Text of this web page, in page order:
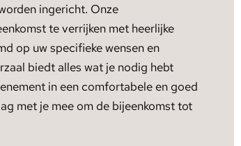
ingericht. Onze
te verrijken met heerlijke
op uw specifieke wensen en
biedt alles wat je nodig hebt
in een comfortabele en goed
met je mee om de bijeenkomst tot